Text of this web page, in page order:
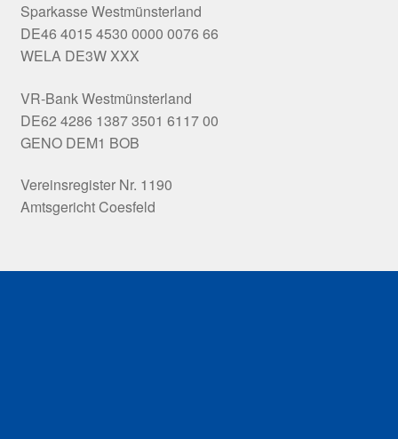
Sparkasse Westmünsterland
DE46 4015 4530 0000 0076 66
WELA DE3W XXX
VR-Bank Westmünsterland
DE62 4286 1387 3501 6117 00
GENO DEM1 BOB
Vereinsregister Nr. 1190
Amtsgericht Coesfeld